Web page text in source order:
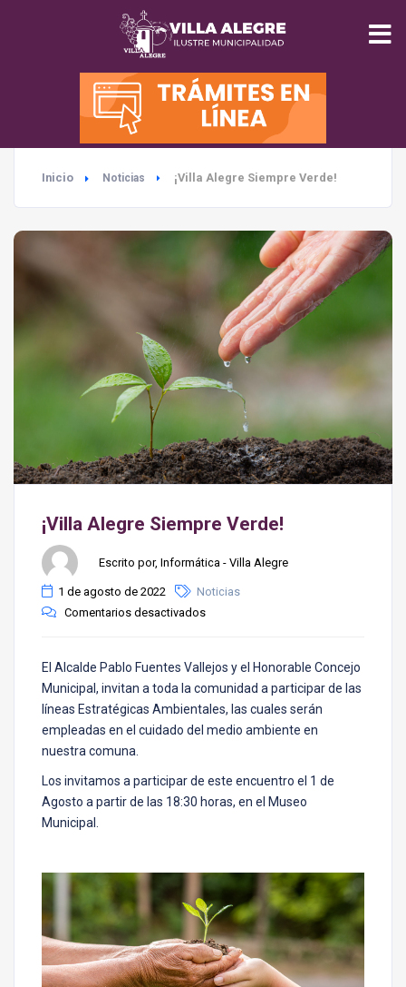
INICIO
MUNICIPALIDAD
SEGURIDAD
EDUCACIÓN
SALUD
TURISMO
Inicio Noticias ¡Villa Alegre Siempre Verde!
¡Villa Alegre Siempre Verde!
Escrito por, Informática - Villa Alegre
1 de agosto de 2022
Noticias
Comentarios desactivados
El Alcalde Pablo Fuentes Vallejos y el Honorable Concejo
Municipal, invitan a toda la comunidad a participar de las
líneas Estratégicas Ambientales, las cuales serán
empleadas en el cuidado del medio ambiente en
nuestra comuna.
Los invitamos a participar de este encuentro el 1 de
Agosto a partir de las 18:30 horas, en el Museo
Municipal.